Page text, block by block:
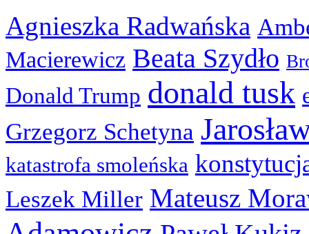
Agnieszka Radwańska
Macierewicz Beata Szydło
Donald Trump donald tusk
Grzegorz Schetyna
katastrofa smoleńska
Leszek Miller Mateusz